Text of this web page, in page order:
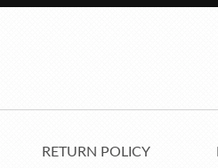
RETURN POLICY